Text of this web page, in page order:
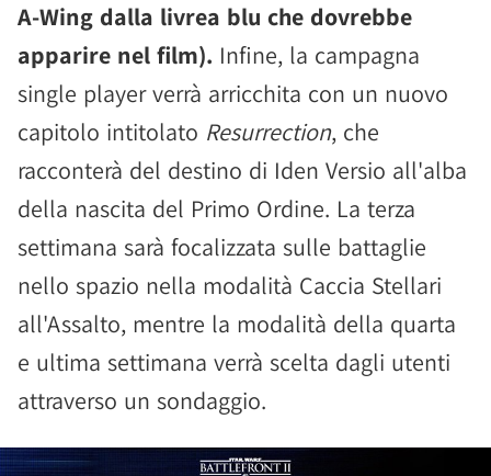
A-Wing dalla livrea blu che dovrebbe
apparire nel film). Infine, la campagna
single player verrà arricchita con un nuovo
capitolo intitolato Resurrection, che
racconterà del destino di Iden Versio all'alba
della nascita del Primo Ordine. La terza
settimana sarà focalizzata sulle battaglie
nello spazio nella modalità Caccia Stellari
all'Assalto, mentre la modalità della quarta
e ultima settimana verrà scelta dagli utenti
attraverso un sondaggio.